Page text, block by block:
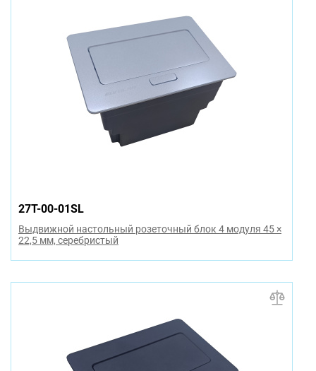
27T-00-01SL
Выдвижной настольный розеточный блок 4 модуля 45 ×
22,5 мм, серебристый